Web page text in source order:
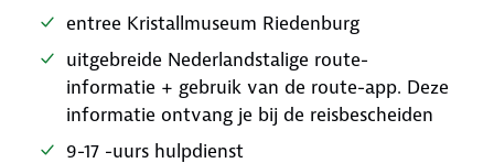
entree Kristallmuseum Riedenburg
uitgebreide Nederlandstalige route-
informatie + gebruik van de route-app. Deze
informatie ontvang je bij de reisbescheiden
9-17 -uurs hulpdienst